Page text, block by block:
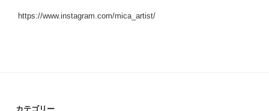
https://www.instagram.com/mica_artist/
カテゴリー